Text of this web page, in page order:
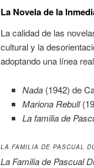
La Novela de la
La calidad de las
cultural y la
adoptando una línea
Nada (1942) de
Mariona Rebull
La familia de
LA FAMILIA DE PASCUAL
La Familia de Pascual